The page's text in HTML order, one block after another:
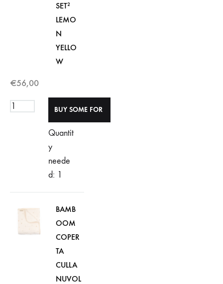
SET²
LEMO
N
YELLO
W
€56,00
Quantit
y
neede
d: 1
BAMB
OOM
COPER
TA
CULLA
NUVOL